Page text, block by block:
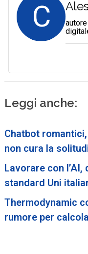
C
Leggi anche:
Chatbot
non cura la
Lavorare con
standard Uni
Thermodynamic
rumore per